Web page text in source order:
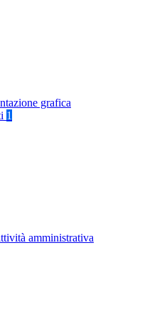
grafica
1
amministrativa